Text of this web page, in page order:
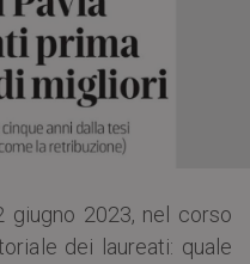
giugno 2023, nel corso
dei laureati: quale